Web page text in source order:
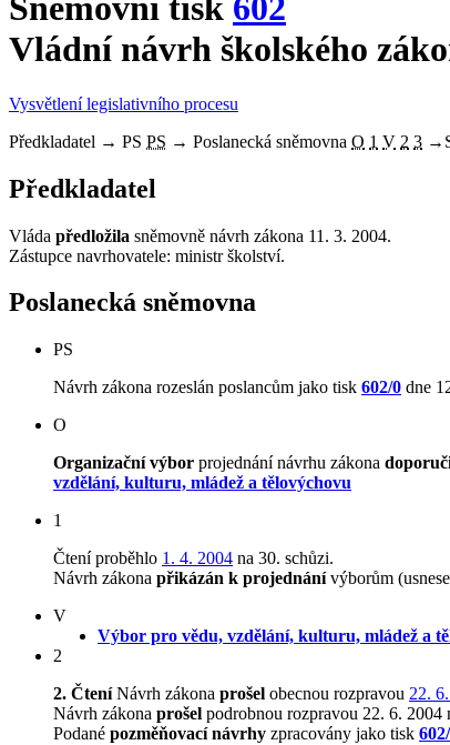
Sněmovní tisk 602
Vládní návrh školského
Vysvětlení legislativního procesu
Předkladatel → PS PS → Poslanecká sněmovna O 1 V 2 3 →
Předkladatel
Vláda předložila sněmovně návrh zákona 11. 3. 2004.
Zástupce navrhovatele: ministr školství.
Poslanecká sněmovna
PS
Návrh zákona rozeslán poslancům jako tisk 602/0 dne
O
Organizační výbor projednání návrhu zákona
vzdělání, kulturu, mládež a tělovýchovu
1
Čtení proběhlo 1. 4. 2004 na 30. schůzi.
Návrh zákona přikázán k projednánívýborům
V
Výbor pro vědu, vzdělání, kulturu, mládež a
2
2. ČteníNávrh zákona prošel obecnou rozpravou 22.
Návrh zákona prošel podrobnou rozpravou 22. 6. 2004
Podané pozměňovací návrhy zpracovány jako tisk